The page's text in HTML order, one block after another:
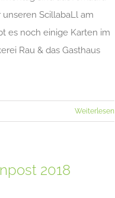
unseren ScillabaLl am
es noch einige Karten im
Rau & das Gasthaus
Weiterlesen
2018